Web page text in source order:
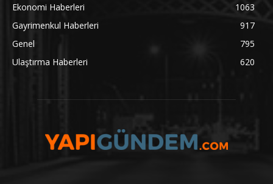
Ekonomi Haberleri
1063
Gayrimenkul Haberleri
917
Genel
795
Ulaştırma Haberleri
620